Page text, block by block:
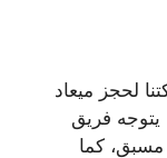
لحجز ميعاد
يتوجه فريق
كما